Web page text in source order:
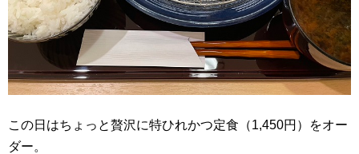
この日はちょっと贅沢に特ひれかつ定食（1,450円）をオー
ダー。